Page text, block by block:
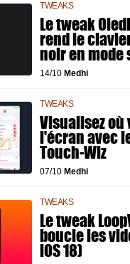
TWEAKS
Le tweak
rend le
noir en mode
14/10 Medhi
TWEAKS
Visualisez où
l'écran avec
Touch-Wiz
07/10 Medhi
TWEAKS
Le tweak
boucle les
iOS 18)